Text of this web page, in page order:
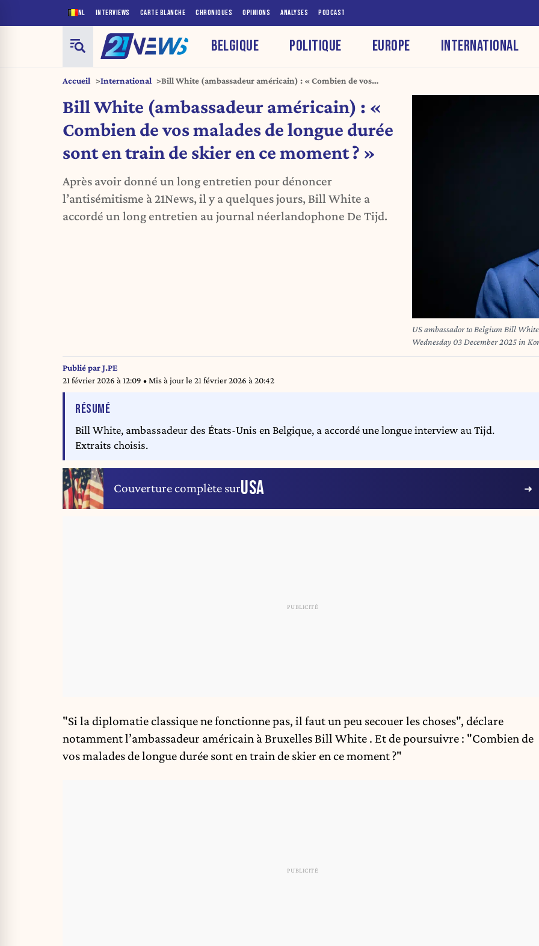
NL INTERVIEWS CARTE BLANCHE CHRONIQUES OPINIONS ANALYSES PODCAST
BELGIQUE POLITIQUE EUROPE INTERNATIONAL
Accueil International
Bill White (ambassadeur américain) : « Combien de vos
»
Bill White (ambassadeur américain) : «
Combien de vos malades de longue durée
sont en train de skier en ce moment ? »
Après avoir donné un long entretien pour dénoncer
l’antisémitisme à 21News, il y a quelques jours, Bill White a
accordé un long entretien au journal néerlandophone De Tijd.
US ambassador to Belgium Bill
Wednesday 03 December 2025 in
Publié parJ.PE
21 février 2026 à 12:09 • Mis à jour le 21 février 2026 à 20:42
RÉSUMÉDE L'ARTICLE
Bill White, ambassadeur des États-Unis en Belgique, a accordé une longue interview au Tijd.
Extraits choisis.
Couverture complète surUSA
"Si la diplomatie classique ne fonctionne pas, il faut un peu secouer les choses", déclare
notamment l’ambassadeur américain à Bruxelles Bill White . Et de poursuivre : "Combien de
vos malades de longue durée sont en train de skier en ce moment ?"